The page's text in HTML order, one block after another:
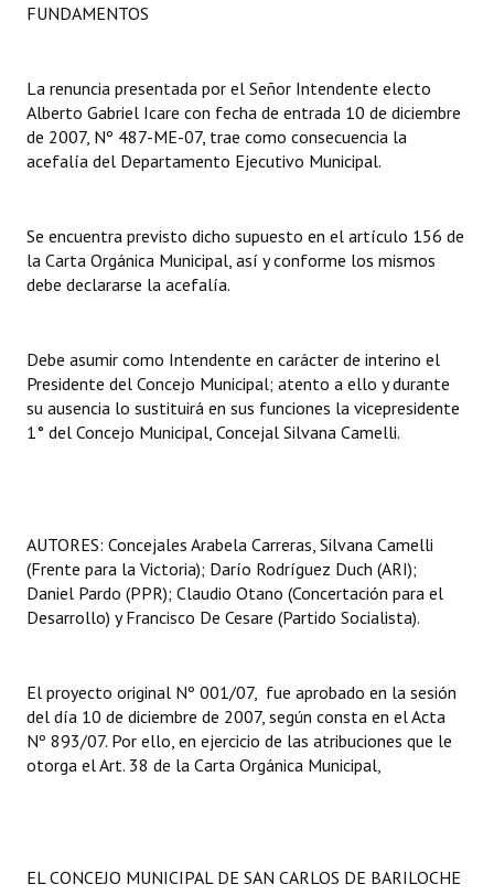
Dictámenes Asesoría Letrada
Informes de Unidad Coordinadora
Ejecución Presupuestaria
NORMATIVA
Resoluciones
Resoluciones de Presidencia
Antiguos Pobladores
Noticias Destacadas
Registros y Distinciones
Premio al Mérito - Registro
Audiencias Públicas - Registro
FUNDAMENTOS
La renuncia presentada por el Señor Intendente electo
Alberto Gabriel Icare con fecha de entrada 10 de diciembre
de 2007, Nº 487-ME-07, trae como consecuencia la
acefalía del Departamento Ejecutivo Municipal.
Se encuentra previsto dicho supuesto en el artículo 156 de
la Carta Orgánica Municipal, así y conforme los mismos
debe declararse la acefalía.
Debe asumir como Intendente en carácter de interino el
Presidente del Concejo Municipal; atento a ello y durante
su ausencia lo sustituirá en sus funciones la vicepresidente
1° del Concejo Municipal, Concejal Silvana Camelli.
AUTORES: Concejales Arabela Carreras, Silvana Camelli
(Frente para la Victoria); Darío Rodríguez Duch (ARI);
Daniel Pardo (PPR); Claudio Otano (Concertación para el
Desarrollo) y Francisco De Cesare (Partido Socialista).
El proyecto original Nº 001/07, fue aprobado en la sesión
del día 10 de diciembre de 2007, según consta en el Acta
Nº 893/07. Por ello, en ejercicio de las atribuciones que le
otorga el Art. 38 de la Carta Orgánica Municipal,
EL CONCEJO MUNICIPAL DE SAN CARLOS DE BARILOCHE